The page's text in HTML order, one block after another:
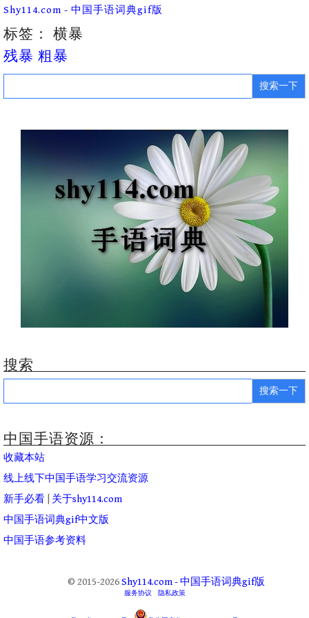
Skip
content
Shy114.com - 中国手语词典gif版
标签： 横暴
残暴 粗暴
Search
搜索
Search
中国手语资源：
收藏本站
线上线下中国手语学习交流资源
新手必看
关于shy114.com
中国手语词典gif中文版
中国手语参考资料
© 2015-2026Shy114.com - 中国手语词典gif版
服务协议 隐私政策